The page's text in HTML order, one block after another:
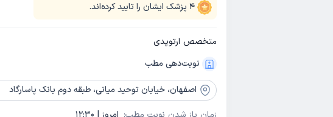
4 پزشک ایشان را تایید کرده‌اند.
متخصص ارتوپدی
نوبت‌دهی مطب
اصفهان، خیابان توحید میانی، طبقه دوم بانک پاسارگاد